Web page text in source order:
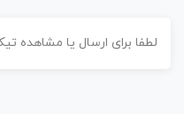
برای ارسال یا مشاهده تیکت